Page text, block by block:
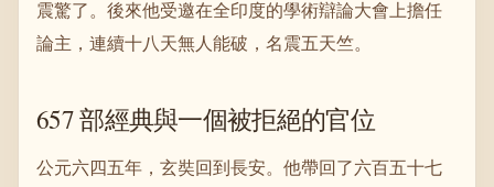
震驚了。後來他受邀在全印度的學術辯論大會上擔任
論主，連續十八天無人能破，名震五天竺。
657 部經典與一個被拒絕的官位
公元六四五年，玄奘回到長安。他帶回了六百五十七